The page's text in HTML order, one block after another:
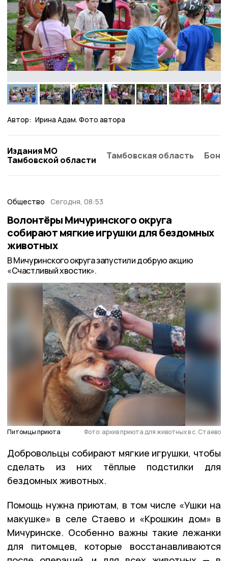
Автор: Ирина Адам. Фото автора
Издания МО
Тамбовской области
Тамбовская область
Общество Сегодня, 08:53
Волонтёры Мичуринского округа
собирают мягкие игрушки для бездомных
животных
В Мичуринского округа запустили добрую акцию
«Счастливый хвостик».
Питомцы приюта Фото: архив приюта для животных в с. Стаево
Добровольцы собирают мягкие игрушки, чтобы
сделать из них тёплые подстилки для
бездомных животных.
Помощь нужна приютам, в том числе «Ушки на
макушке» в селе Стаево и «Крошкин дом» в
Мичуринске. Особенно важны такие лежанки
для питомцев, которые восстанавливаются